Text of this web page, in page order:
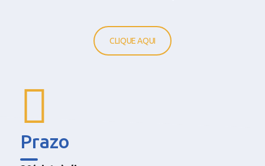
CLIQUE AQUI
Prazo